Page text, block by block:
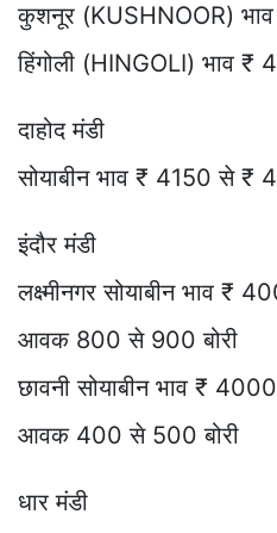
कुशनूर (KUSHNOOR)
हिंगोली (HINGOLI) भाव ₹
दाहोद मंडी
सोयाबीन भाव ₹ 4150 से ₹
इंदौर मंडी
लक्ष्मीनगर सोयाबीन भाव ₹
आवक 800 से 900 बोरी
छावनी सोयाबीन भाव ₹
आवक 400 से 500 बोरी
धार मंडी